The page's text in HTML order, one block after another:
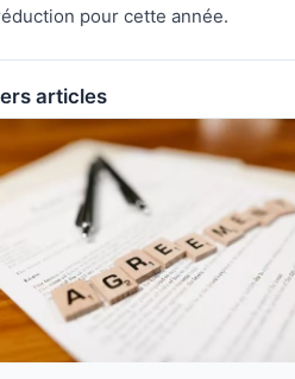
pour cette année.
articles